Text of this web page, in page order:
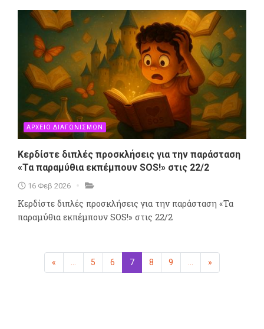
ΑΡΧΕΙΟ ΔΙΑΓΩΝΙΣΜΩΝ
Κερδίστε διπλές προσκλήσεις για την παράσταση
«Τα παραμύθια εκπέμπουν SOS!» στις 22/2
16 Φεβ 2026
Κερδίστε διπλές προσκλήσεις για την παράσταση «Τα
παραμύθια εκπέμπουν SOS!» στις 22/2
« Προηγούμενη
5 6 7 (επιλεγμένη)
8 9 »